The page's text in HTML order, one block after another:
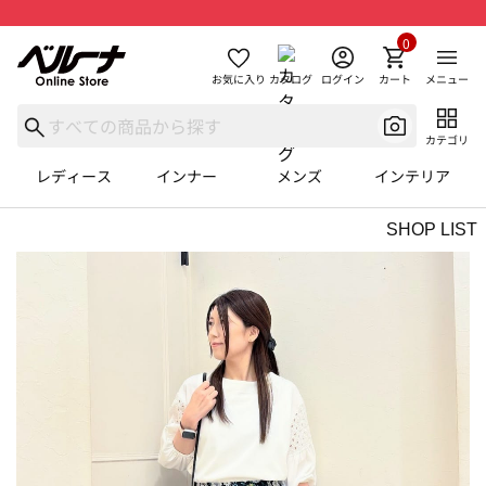
お気に入り カタログ ログイン カート
0
メニュー
カテゴリ
レディース インナー メンズ インテリア
SHOP LIST